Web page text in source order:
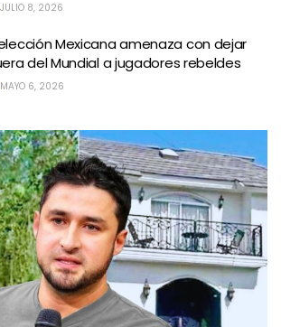
JULIO 8, 2026
Mexicana amenaza con dejar
del Mundial a jugadores rebeldes
MAYO 6, 2026